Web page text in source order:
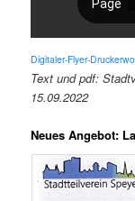
Digitaler-Flyer-
Text und pdf:
15.09.2022
Neues Angebot: